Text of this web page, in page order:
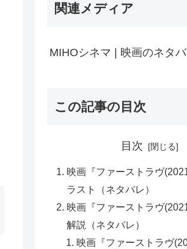
関連メディア
MIHOシネマ | 映画のネタ
この記事の目次
目次
映画『ファーストラヴ
ラスト（ネタバレ）
映画『ファーストラヴ
解説（ネタバレ）
映画『ファーストラヴ